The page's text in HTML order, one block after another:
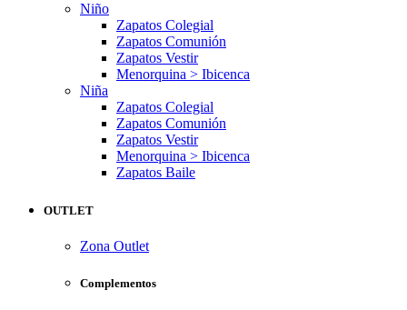
Niño
Zapatos Colegial
Zapatos Comunión
Zapatos Vestir
Menorquina > Ibicenca
Niña
Zapatos Colegial
Zapatos Comunión
Zapatos Vestir
Menorquina > Ibicenca
Zapatos Baile
OUTLET
Zona Outlet
Complementos